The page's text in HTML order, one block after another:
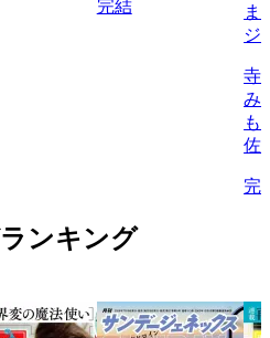
完結
ま
ジ
寺
み
も
佐
完
ンキング